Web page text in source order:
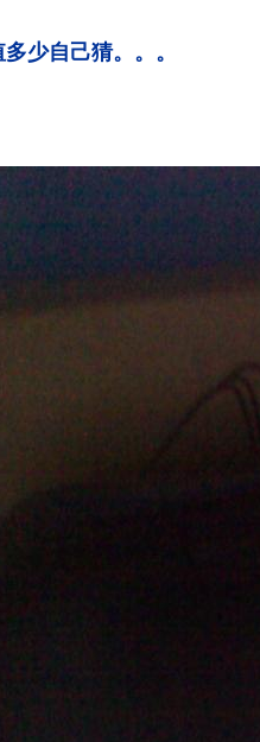
多少自己猜。。。